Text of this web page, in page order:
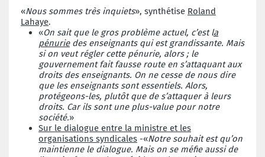
«Nous sommes très inquiets», synthétise Roland
Lahaye.
«On sait que le gros problème actuel, c’est la
pénuriedes enseignants qui est grandissante. Mais
si on veut régler cette pénurie, alors ; le
gouvernement fait fausse route en s’attaquant aux
droits des enseignants. On ne cesse de nous dire
que les enseignants sont essentiels. Alors,
protégeons-les, plutôt que de s’attaquer à leurs
droits. Car ils sont une plus-value pour notre
société.»
Sur le dialogue entre la ministre et les
organisations syndicales -«Notre souhait est qu’on
maintienne le dialogue. Mais on se méfie aussi de